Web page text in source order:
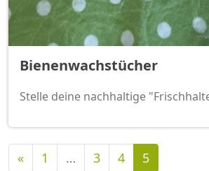
Bienenwachstücher
Stelle deine nachhaltige
«Vorherige
1 … 3 4 5